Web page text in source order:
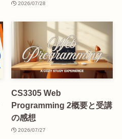
2026/07/28
CS3305 Web
Programming 2概要と受講
の感想
2026/07/27